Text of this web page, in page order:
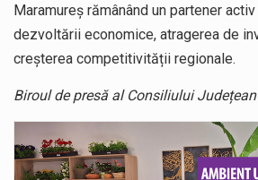
Maramureș rămânând un partener
dezvoltării economice, atragerea de
creșterea competitivității regionale.
Biroul de presă al Consiliului